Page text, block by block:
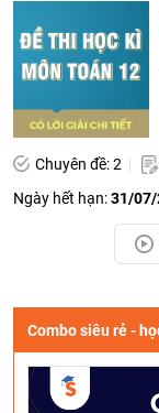
Chuyên đề: 2
Ngày hết hạn:31/
Combo siêu rẻ -